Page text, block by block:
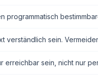
programmatisch
verständlich sein.
erreichbar sein, nicht nur